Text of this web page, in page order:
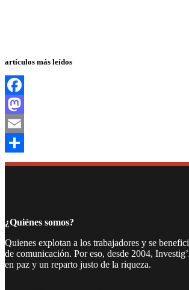
artículos más leídos
Facebook
Mastodon
Email
Compartir
¿Quiénes somos?
Quienes explotan a los trabajadores y se
de comunicación. Por eso, desde 2004,
en paz y un reparto justo de la riqueza.